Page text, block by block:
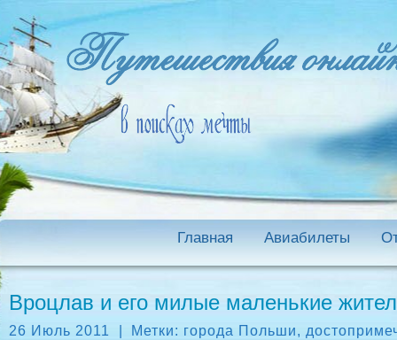
Главная Авиабилеты
Вроцлав и его милые маленькие
26 Июль 2011 Метки: города Польши,